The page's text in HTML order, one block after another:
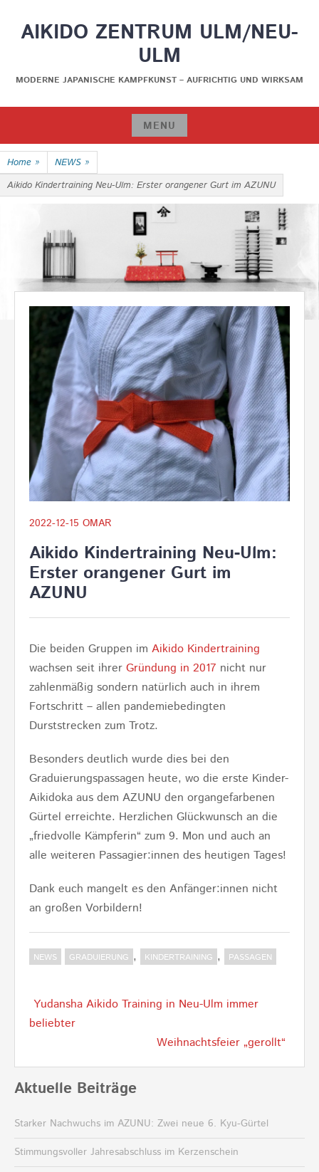
AIKIDO ZENTRUM ULM/NEU-
ULM
MODERNE JAPANISCHE KAMPFKUNST – AUFRICHTIG UND WIRKSAM
MENU
Skip
to
content
Home » NEWS »
Aikido Kindertraining Neu-Ulm: Erster orangener Gurt im AZUNU
2022-12-15 OMAR
Aikido Kindertraining Neu-Ulm:
Erster orangener Gurt im
AZUNU
Die beiden Gruppen im Aikido Kindertraining
wachsen seit ihrer Gründung in 2017 nicht nur
zahlenmäßig sondern natürlich auch in ihrem
Fortschritt – allen pandemiebedingten
Durststrecken zum Trotz.
Besonders deutlich wurde dies bei den
Graduierungspassagen heute, wo die erste Kinder-
Aikidoka aus dem AZUNU den organgefarbenen
Gürtel erreichte. Herzlichen Glückwunsch an die
„friedvolle Kämpferin“ zum 9. Mon und auch an
alle weiteren Passagier:innen des heutigen Tages!
Dank euch mangelt es den Anfänger:innen nicht
an großen Vorbildern!
NEWS GRADUIERUNG , KINDERTRAINING , PASSAGEN
Post
navigation
Yudansha Aikido Training in Neu-Ulm immer
beliebter
Weihnachtsfeier „gerollt“
Aktuelle Beiträge
Starker Nachwuchs im AZUNU: Zwei neue 6. Kyu-Gürtel
Stimmungsvoller Jahresabschluss im Kerzenschein